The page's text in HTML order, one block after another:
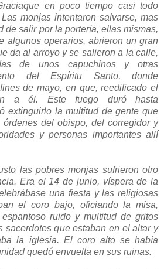
en poco tiempo casi todo
monjas intentaron salvarse, mas
de salir por la portería, ellas mismas,
algunos operarios, abrieron un gran
da al arroyo y se salieron a la calle,
de unos capuchinos y otras
del Espíritu Santo, donde
de mayo, en que, reedificado el
a él. Este fuego duró hasta
extinguirlo la multitud de gente que
del obispo, del corregidor y
y personas importantes allí
las pobres monjas sufrieron otro
Era el 14 de junio, víspera de la
una fiesta y las religiosas
el coro bajo, oficiando la misa,
ruido y multitud de gritos
sacerdotes que estaban en el altar y
la iglesia. El coro alto se había
quedó envuelta en sus ruinas.